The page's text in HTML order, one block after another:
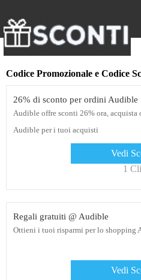
Codice Promozionale e Codice
26% di sconto per ordini Audible
Audible offre sconti 26% ora,
Audible per i tuoi acquisti
Vedi
1
Regali gratuiti @ Audible
Ottieni i tuoi risparmi per lo shopping
Vedi